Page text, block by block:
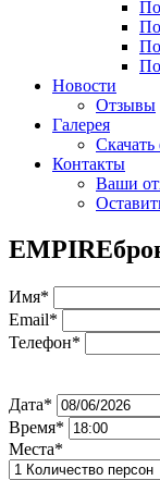
Новости
Отзывы
Галерея
Скачать
Контакты
Ваши
EMPIRE
Имя*
Email*
Телефон*
Дата*
Время*
Места*